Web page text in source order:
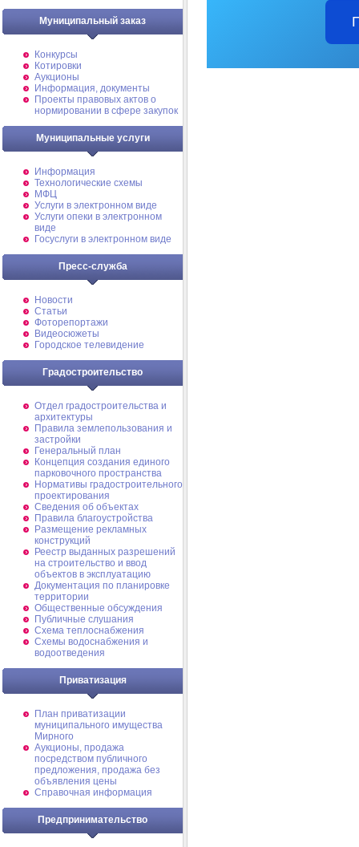
Муниципальный заказ
Конкурсы
Котировки
Аукционы
Информация, документы
Проекты правовых актов о
нормировании в сфере закупок
Муниципальные услуги
Информация
Технологические схемы
МФЦ
Услуги в электронном виде
Услуги опеки в электронном
виде
Госуслуги в электронном виде
Пресс-служба
Новости
Статьи
Фоторепортажи
Видеосюжеты
Городское телевидение
Градостроительство
Отдел градостроительства и
архитектуры
Правила землепользования и
застройки
Генеральный план
Концепция создания единого
парковочного пространства
Нормативы градостроительного
проектирования
Сведения об объектах
Правила благоустройства
Размещение рекламных
конструкций
Реестр выданных разрешений
на строительство и ввод
объектов в эксплуатацию
Документация по планировке
территории
Общественные обсуждения
Публичные слушания
Схема теплоснабжения
Схемы водоснабжения и
водоотведения
Приватизация
План приватизации
муниципального имущества
Мирного
Аукционы, продажа
посредством публичного
предложения, продажа без
объявления цены
Справочная информация
Предпринимательство